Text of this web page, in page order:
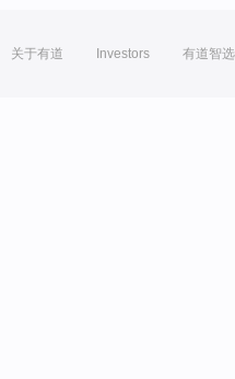
关于有道 Investors 有道智选